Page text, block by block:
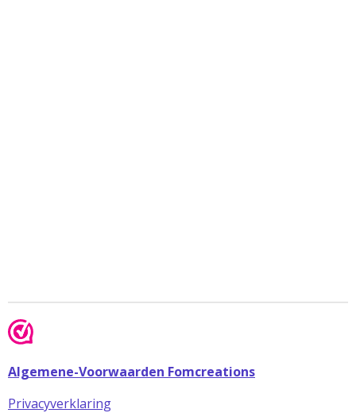
Algemene-Voorwaarden Fomcreations
Privacyverklaring